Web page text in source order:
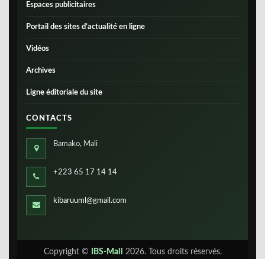
Espaces publicitaires
Portail des sites d’actualité en ligne
Vidéos
Archives
Ligne éditoriale du site
CONTACTS
Bamako, Mali
+223 65 17 14 14
kibaruuml@gmail.com
Copyright © IBS-Mali 2026. Tous droits réservés.